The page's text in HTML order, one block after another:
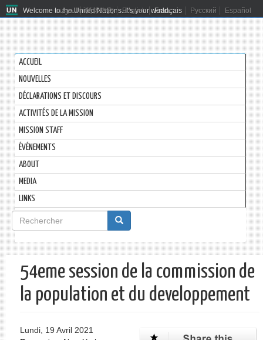
Welcome to the United Nations. It's your world.
العربية 简体中文 English Français Русский Español
ACCUEIL
NOUVELLES
DÉCLARATIONS ET DISCOURS
ACTIVITÉS DE LA MISSION
MISSION STAFF
ÉVÉNEMENTS
ABOUT
MEDIA
LINKS
Formulaire
de
recherche
Rechercher
54eme session de la commission de
la population et du developpement
Lundi, 19 Avril 2021